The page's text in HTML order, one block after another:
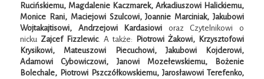
Rucińskiemu, Magdalenie Kaczmarek, Arkadiuszowi Halickiemu,
Monice Rani, Maciejowi Szulcowi, Joannie Marciniak, Jakubowi
Wojtakajtisowi, Andrzejowi Kardasiowi oraz Czytelnikowi o
nicku Zajcef Fizzlewic. A także:
Piotrowi Żakowi, Krzysztofowi
Krysikowi, Mateuszowi Piecuchowi, Jakubowi Kojderowi,
Adamowi Cybowiczowi, Janowi Mozełewskiemu, Bożenie
Bolechale, Piotrowi Pszczółkowskiemu, Jarosławowi Terefenko,